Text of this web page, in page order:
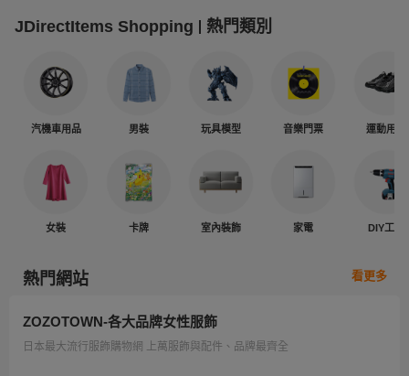
JDirectItems Shopping 熱門類別
汽機車用品 男裝 玩具模型 音樂門票 運動用品
女裝 卡牌 室內裝飾 家電 DIY工具
熱門網站 看更多
ZOZOTOWN-各大品牌女性服飾
日本最大流行服飾購物網 上萬服飾與配件、品牌最齊全